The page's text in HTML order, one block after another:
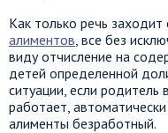
Как только речь
алиментов, все без
виду отчисление на
детей определенной
ситуации, если родитель
работает,
алименты безработный.